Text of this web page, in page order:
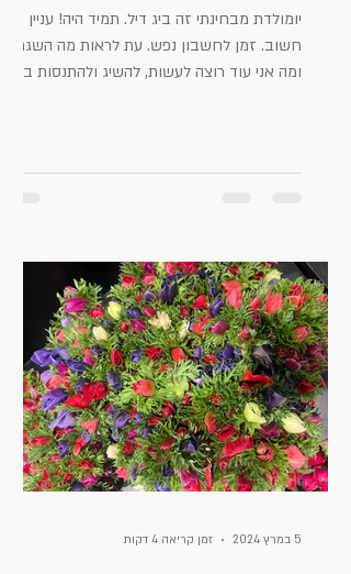
יומולדת מבחינתי זה ביג דיל. תמיד היה! עניין
חשוב. זמן לחשבון נפש. עת לראות מה השגתי
ומה אני עוד רוצה לעשות, להשיג ולהתנסות בו
5 במרץ 2024 זמן קריאה 4 דקות